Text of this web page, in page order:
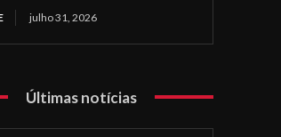
julho 31, 2026
Últimas notícias